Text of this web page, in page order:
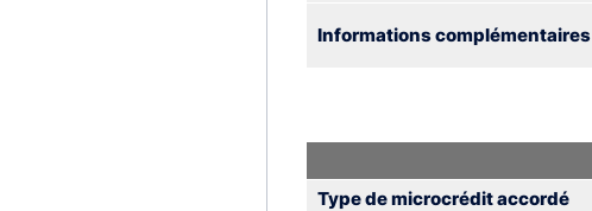
Informations complémentaires
Type de microcrédit accordé